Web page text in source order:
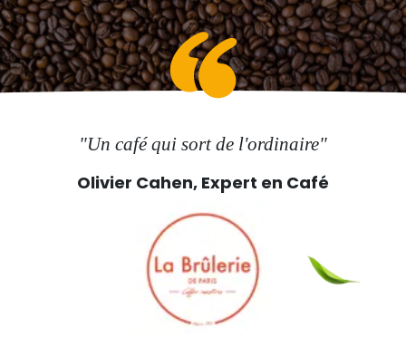
"Un café qui sort de l'ordinaire"
Olivier Cahen, Expert en Café